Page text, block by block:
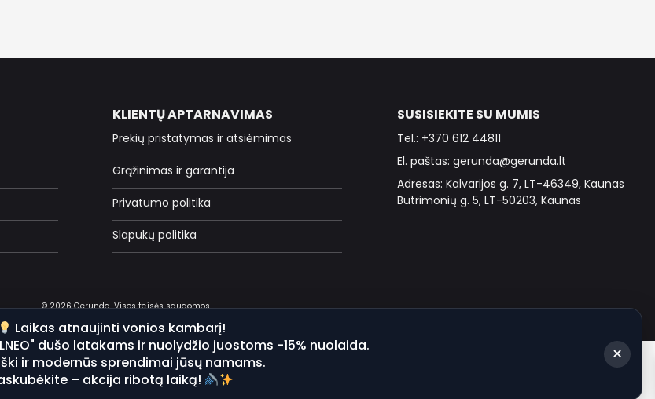
KLIENTŲ APTARNAVIMAS
Prekių pristatymas ir atsiėmimas
Grąžinimas ir garantija
Privatumo politika
Slapukų politika
SUSISIEKITE SU MUMIS
Tel.: +370 612 44811
El. paštas: gerunda@gerunda.lt
Adresas: Kalvarijos g. 7, LT-46349, Kaunas
Butrimonių g. 5, LT-50203, Kaunas
© 2026 Gerunda. Visos teisės saugomos.
Laikas atnaujinti vonios kambarį!
dušo latakams ir nuolydžio juostoms -15% nuolaida.
ir modernūs sprendimai jūsų namams.
– akcija ribotą laiką!
×